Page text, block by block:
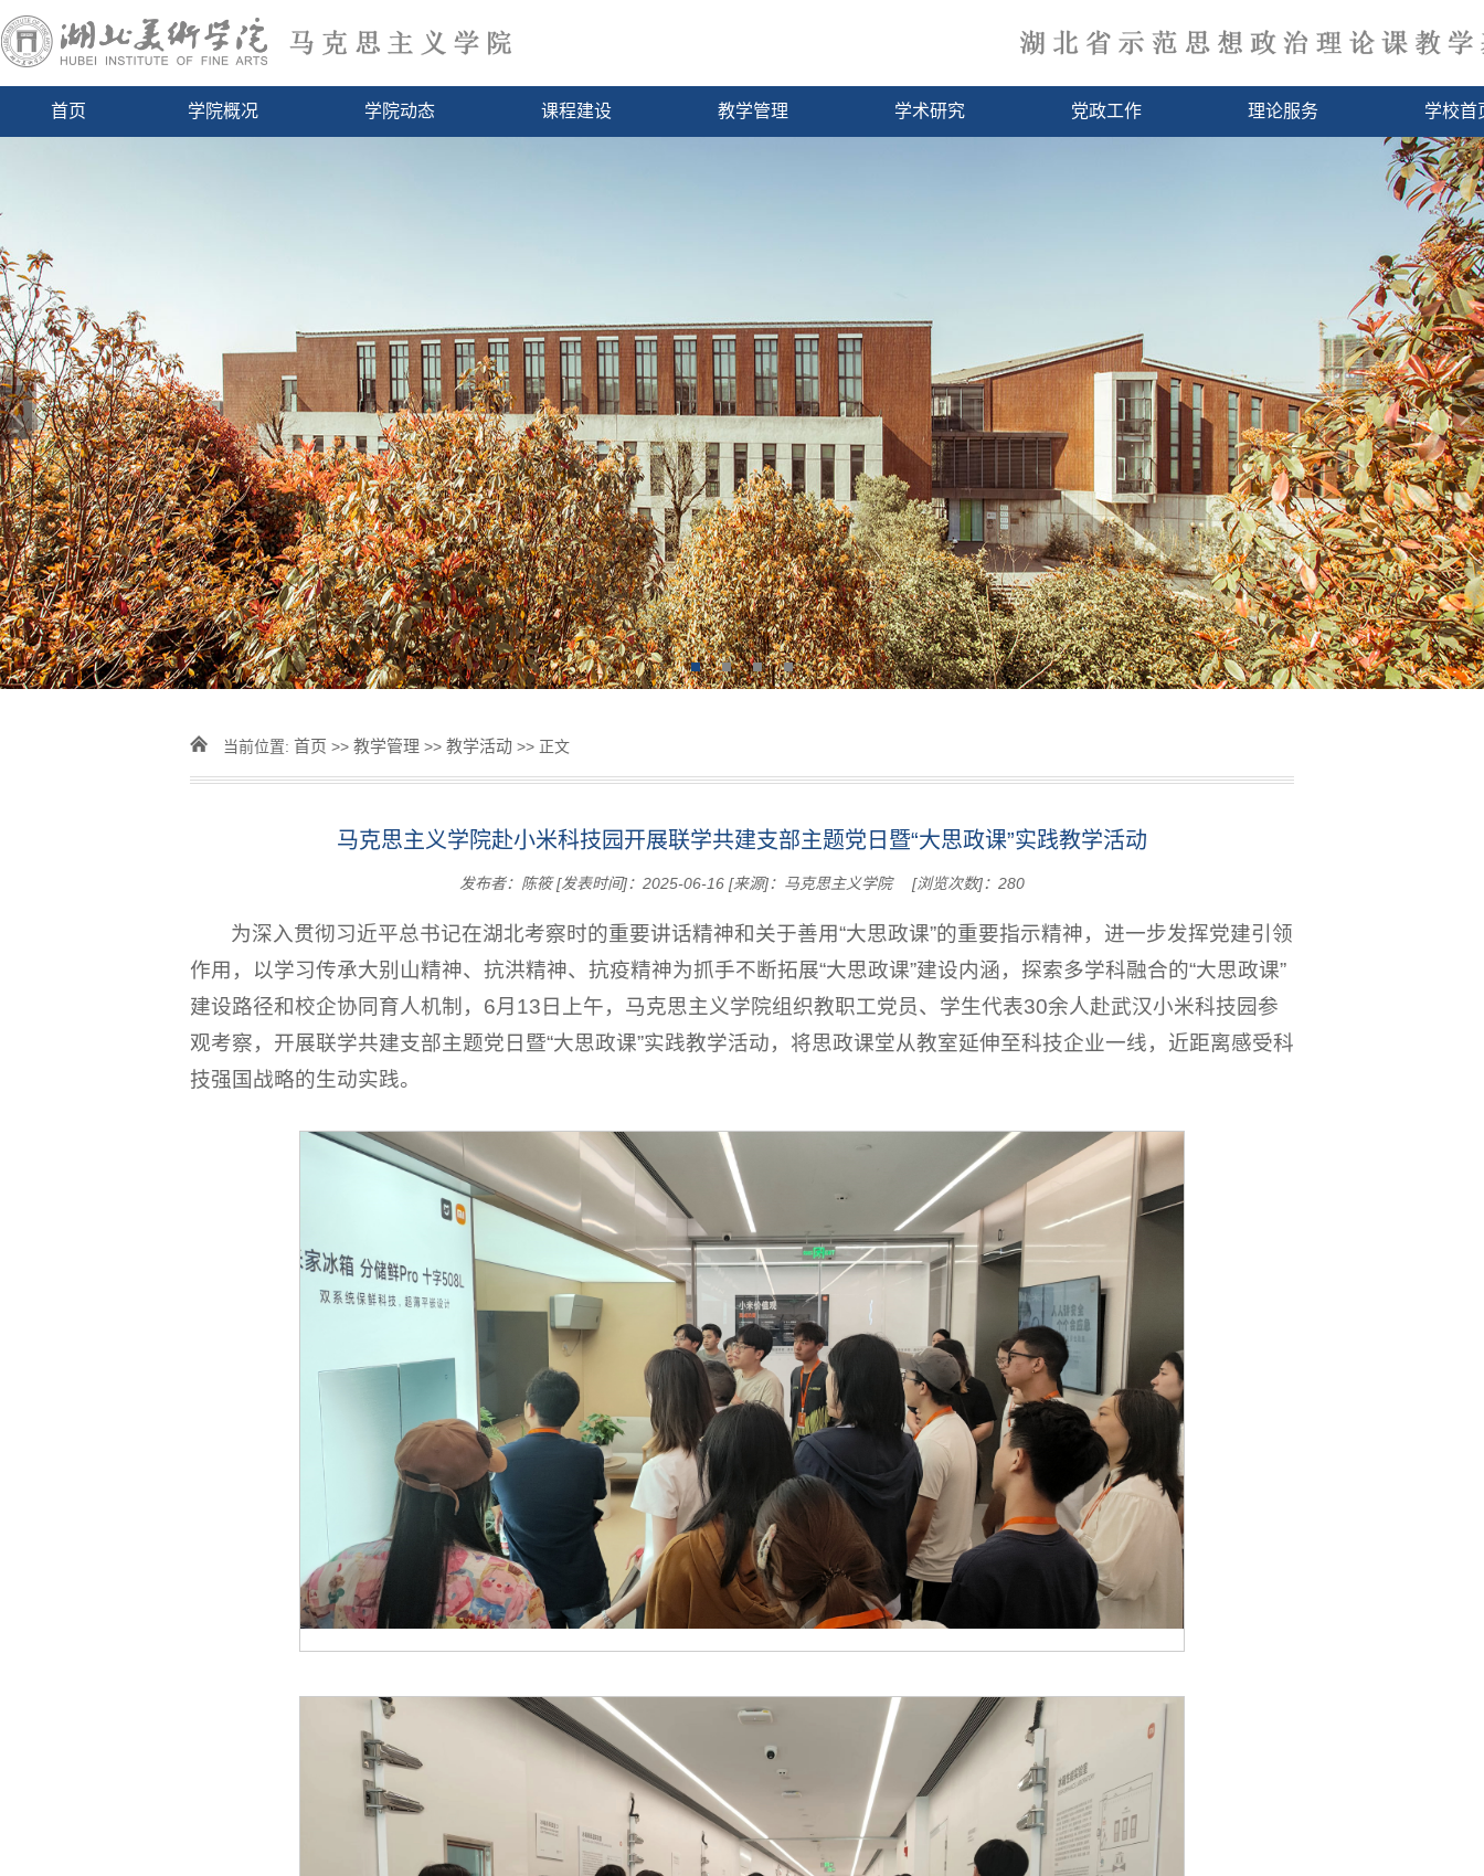
首页 学院概况 学院动态 课程建设 教学管理 学术研究 党政工作 理论服务 学校首
当前位置: 首页 >> 教学管理 >> 教学活动 >> 正文
马克思主义学院赴小米科技园开展联学共建支部主题党日暨“大思政课”实践教学活动
发布者：陈筱 [发表时间]：2025-06-16 [来源]：马克思主义学院 [浏览次数]： 280
为深入贯彻习近平总书记在湖北考察时的重要讲话精神和关于善用“大思政课”的重要指示精神，进一步发挥党建引领
作用，以学习传承大别山精神、抗洪精神、抗疫精神为抓手不断拓展“大思政课”建设内涵，探索多学科融合的“大思政课”
建设路径和校企协同育人机制，6月13日上午，马克思主义学院组织教职工党员、学生代表30余人赴武汉小米科技园参
观考察，开展联学共建支部主题党日暨“大思政课”实践教学活动，将思政课堂从教室延伸至科技企业一线，近距离感受科
技强国战略的生动实践。